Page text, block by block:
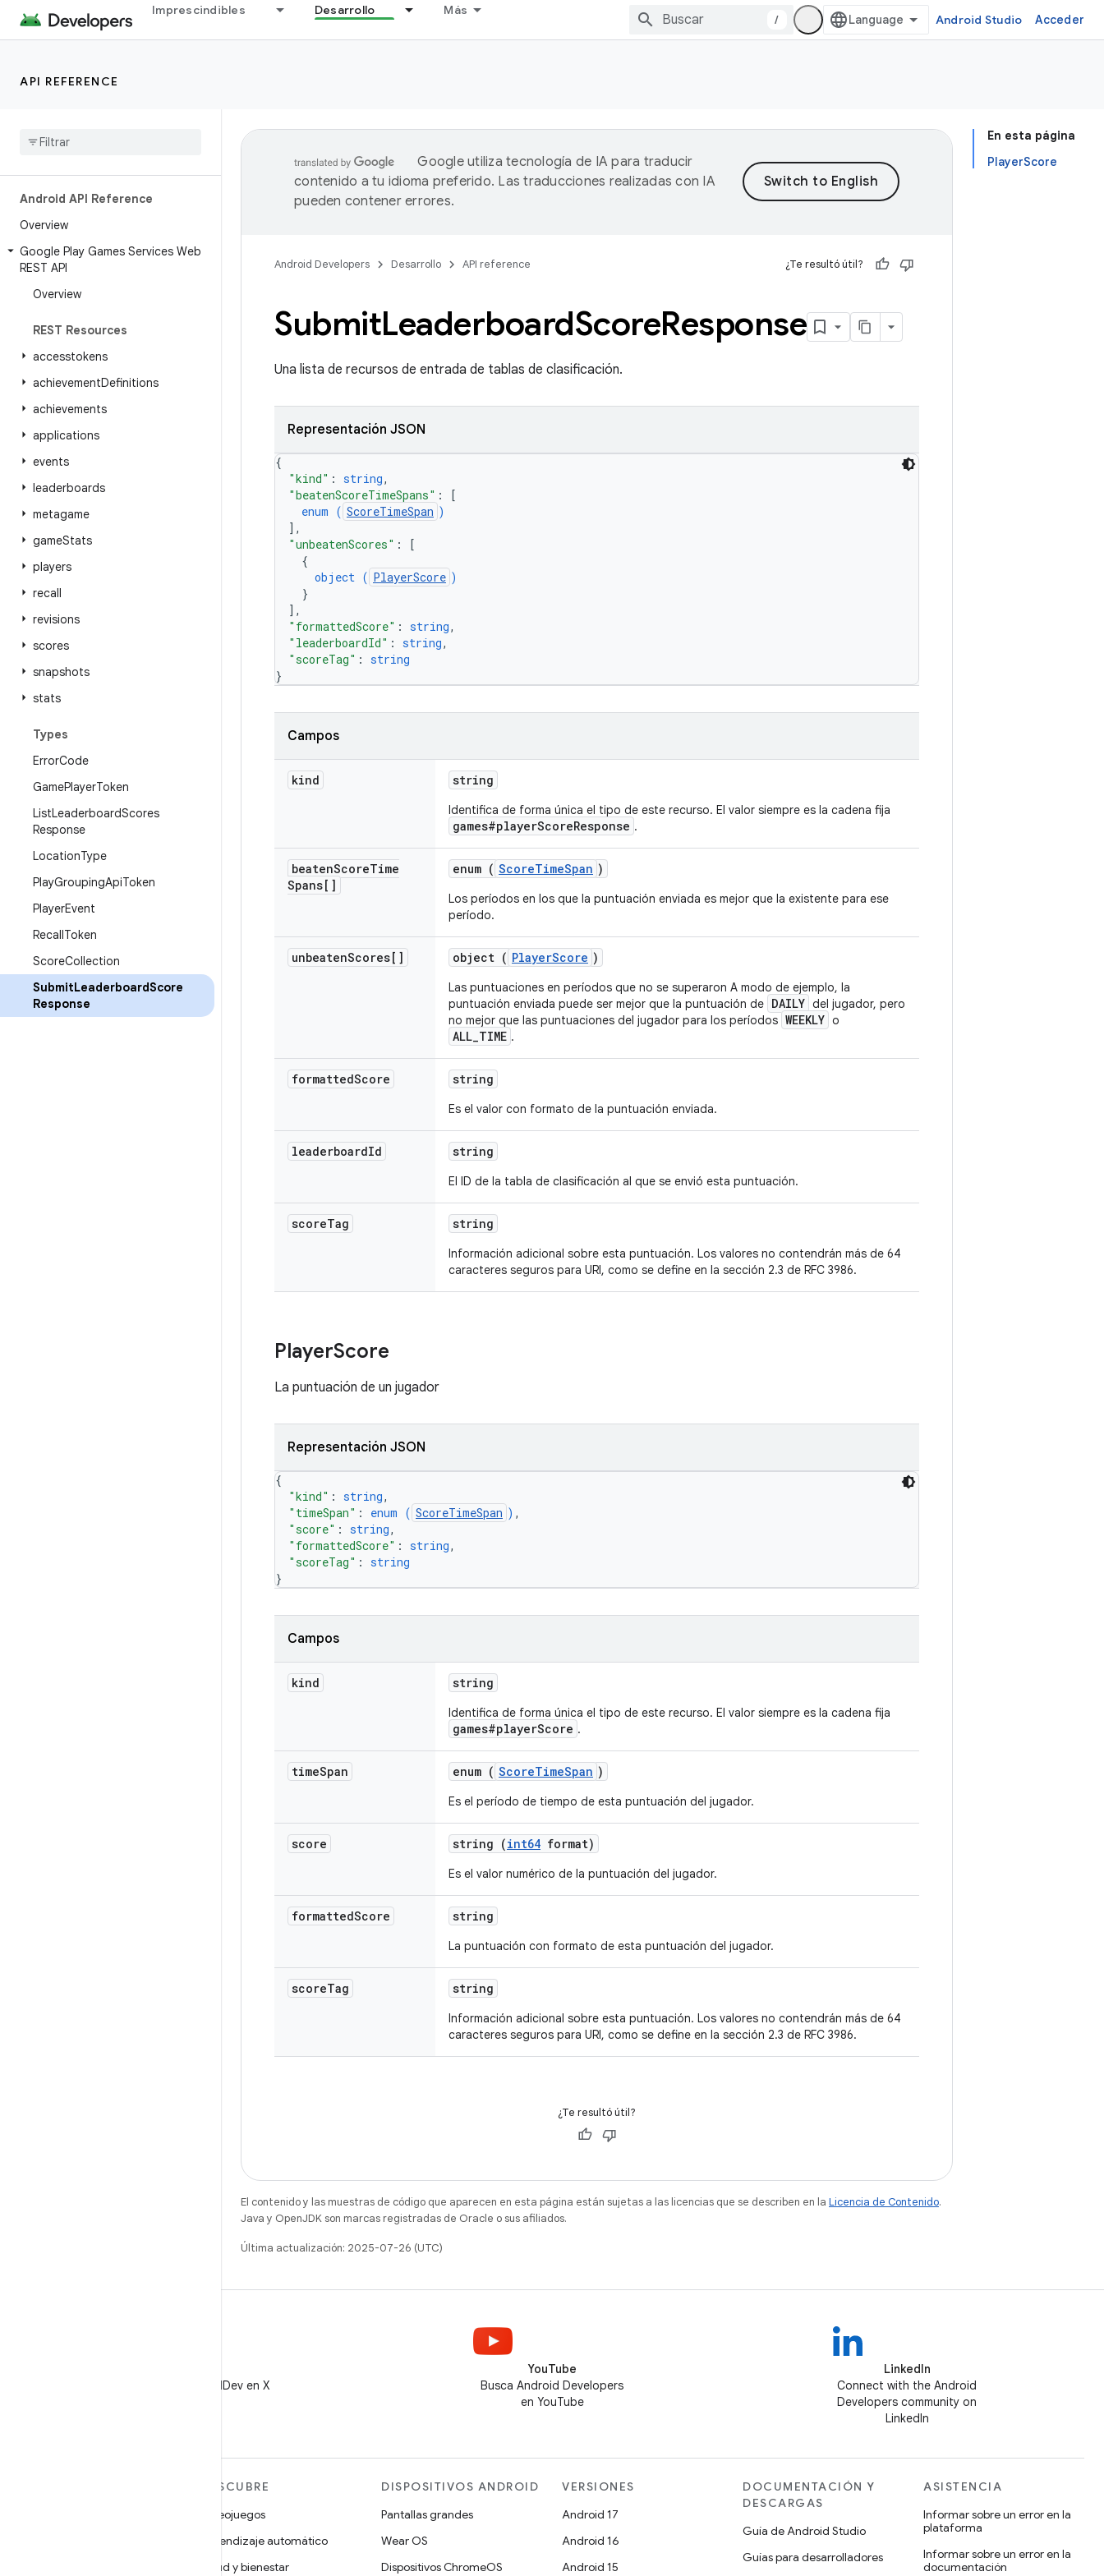
Imprescindibles Desarrollo Más
/ Android Studio Acceder
API REFERENCE
Android API Reference
Overview
Google Play Games Services Web
REST API
Overview
REST Resources
accesstokens
achievementDefinitions
achievements
applications
events
leaderboards
metagame
gameStats
players
recall
revisions
scores
snapshots
stats
Types
ErrorCode
GamePlayerToken
ListLeaderboardScores
Response
LocationType
PlayGroupingApiToken
PlayerEvent
RecallToken
ScoreCollection
SubmitLeaderboardScore
Response
En esta página
PlayerScore
Google utiliza tecnología de IA para traducir
contenido a tu idioma preferido. Las traducciones realizadas con IA
pueden contener errores.
Android Developers Desarrollo API reference ¿Te resultó útil?
SubmitLeaderboardScoreResponse
Una lista de recursos de entrada de tablas de clasificación.
Representación JSON
{
"kind" : string,
"beatenScoreTimeSpans" :
[
enum ( ScoreTimeSpan )
] ,
"unbeatenScores" :
[
{
object ( PlayerScore )
}
] ,
"formattedScore" : string,
"leaderboardId" : string,
"scoreTag" : string
}
Campos
kind string
Identifica de forma única el tipo de este recurso. El valor siempre es la cadena fija
games#playerScoreResponse .
beatenScoreTime
Spans[]
enum ( ScoreTimeSpan )
Los períodos en los que la puntuación enviada es mejor que la existente para ese
período.
unbeatenScores[] object ( PlayerScore )
Las puntuaciones en períodos que no se superaron A modo de ejemplo, la
puntuación enviada puede ser mejor que la puntuación de DAILY del jugador, pero
no mejor que las puntuaciones del jugador para los períodos WEEKLY o
ALL_TIME .
formattedScore string
Es el valor con formato de la puntuación enviada.
leaderboardId string
El ID de la tabla de clasificación al que se envió esta puntuación.
scoreTag string
Información adicional sobre esta puntuación. Los valores no contendrán más de 64
caracteres seguros para URI, como se define en la sección 2.3 de RFC 3986.
PlayerScore
La puntuación de un jugador
Representación JSON
{
"kind" : string,
"timeSpan" : enum ( ScoreTimeSpan ) ,
"score" : string,
"formattedScore" : string,
"scoreTag" : string
}
Campos
kind string
Identifica de forma única el tipo de este recurso. El valor siempre es la cadena fija
games#playerScore .
timeSpan enum ( ScoreTimeSpan )
Es el período de tiempo de esta puntuación del jugador.
score string (int64 format)
Es el valor numérico de la puntuación del jugador.
formattedScore string
La puntuación con formato de esta puntuación del jugador.
scoreTag string
Información adicional sobre esta puntuación. Los valores no contendrán más de 64
caracteres seguros para URI, como se define en la sección 2.3 de RFC 3986.
¿Te resultó útil?
El contenido y las muestras de código que aparecen en esta página están sujetas a las licencias que se describen en la Licencia de Contenido.
Java y OpenJDK son marcas registradas de Oracle o sus afiliados.
Última actualización: 2025-07-26 (UTC)
Sigue a @AndroidDev en X
YouTube
Busca Android Developers
en YouTube
LinkedIn
Connect with the Android
Developers community on
LinkedIn
DESCUBRE
Videojuegos
Aprendizaje automático
Salud y bienestar
DISPOSITIVOS ANDROID
Pantallas grandes
Wear OS
Dispositivos ChromeOS
VERSIONES
Android 17
Android 16
Android 15
DOCUMENTACIÓN Y
DESCARGAS
Guía de Android Studio
Guías para desarrolladores
ASISTENCIA
Informar sobre un error en la
plataforma
Informar sobre un error en la
documentación